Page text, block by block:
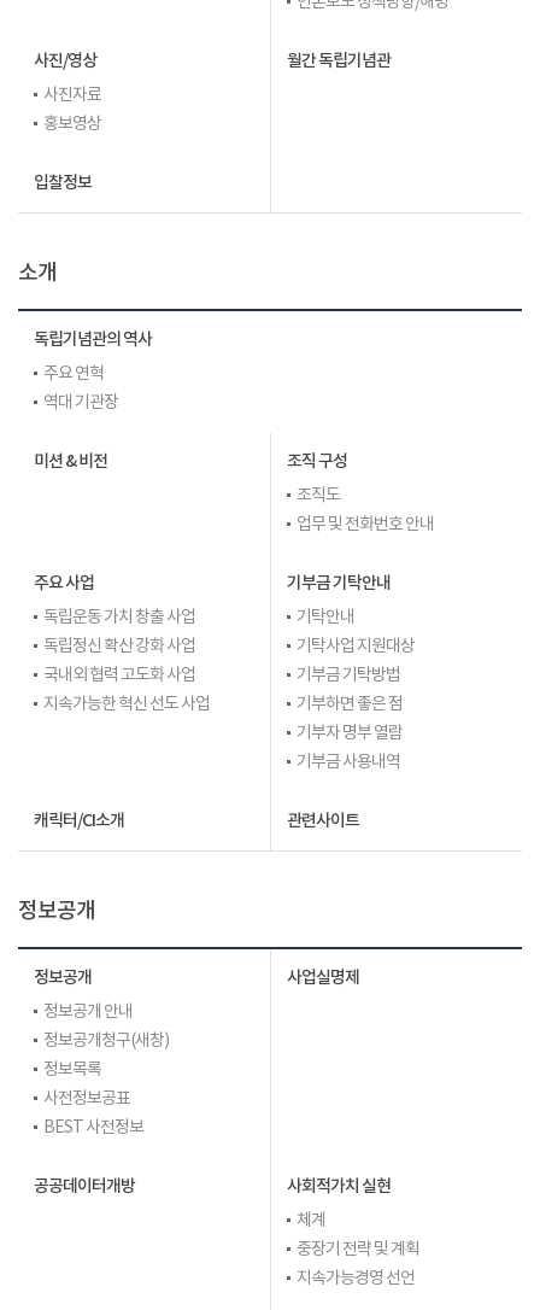
사진/영상
사진자료
홍보영상
월간 독립기념관
입찰정보
소개
독립기념관의 역사
주요 연혁
역대 기관장
미션 & 비전 조직 구성
조직도
업무 및 전화번호 안내
주요 사업
독립운동 가치 창출 사업
독립정신 확산 강화 사업
국내외 협력 고도화 사업
지속가능한 혁신 선도 사업
기부금 기탁안내
기탁안내
기탁사업 지원대상
기부금 기탁방법
기부하면 좋은 점
기부자 명부 열람
기부금 사용내역
캐릭터/CI소개 관련사이트
정보공개
정보공개
정보공개 안내
정보공개청구(새창)
정보목록
사전정보공표
BEST 사전정보
사업실명제
공공데이터개방 사회적가치 실현
체계
중장기 전략 및 계획
지속가능경영 선언